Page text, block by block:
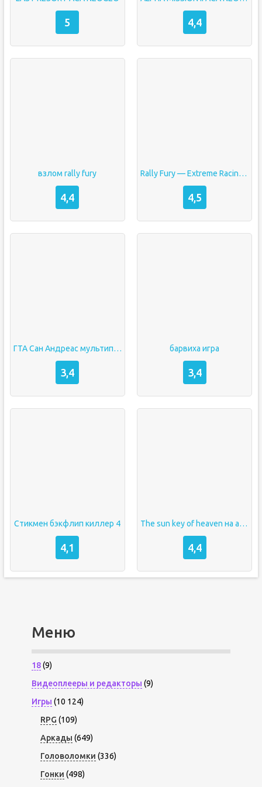
5 4,4
взлом rally fury
4,4
Rally Fury — Extreme Racing взлом много денег
4,5
ГТА Сан Андреас мультиплеер
3,4
барвиха игра
3,4
Стикмен бэкфлип киллер 4
4,1
The sun key of heaven на андроид
4,4
Меню
18(9)
Видеоплееры и редакторы (9)
Игры (10 124)
RPG (109)
Аркады (649)
Головоломки (336)
Гонки (498)